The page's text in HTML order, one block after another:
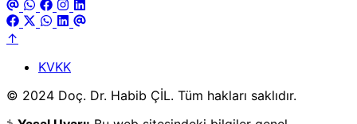
↑
KVKK
© 2024 Doç. Dr. Habib ÇİL. Tüm hakları saklıdır.